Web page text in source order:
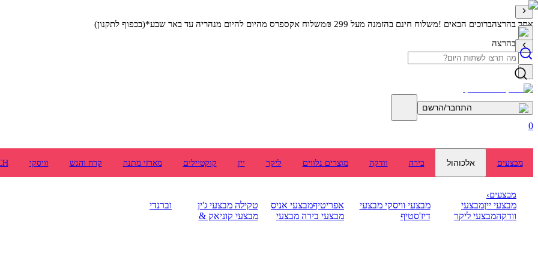
אתר בהרצהברוכים הבאים !משלוח חינם בהזמנה מעל 299 ₪
משלוח אקספרס מהיום להיום מנהריה עד באר שבע*(בכפוף לתקנון)
אתר בהרצה
התחבר/הרשם
0
מבצעים אלכוהול בירה וודקה מוצרים נלווים ליקר יין קוקטיילים מארזי מתנה קרח והגש וויסקי
מבצעים›
מבצעי ייןמבצעי
וודקהמבצעי ליקר
מבצעי וויסקימבצעי
דיז'סטיף
אפריטיףמבצעי אניס
מבצעי בירה מבצעי
טקילהמבצעי ג'ין
מבצעי קוניאק &
וברנדי